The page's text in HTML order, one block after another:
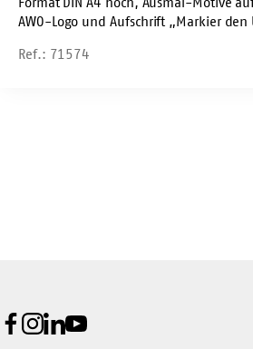
AWO-Logo und Aufschrift „Markier den
Ref.: 71574
Facebook
Instagram
LinkedIn
Youtube